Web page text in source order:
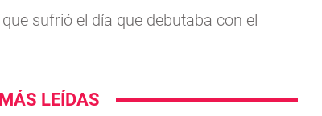
sufrió el día que debutaba con el
LEÍDAS